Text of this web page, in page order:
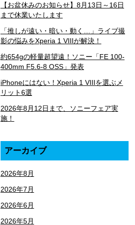
【お盆休みのお知らせ】8月13日～16日
まで休業いたします
「推しが遠い・暗い・動く…」ライブ撮
影の悩みをXperia 1 VIIIが解決！
約654gの軽量超望遠！ソニー「FE 100-
400mm F5.6-8 OSS」発表
iPhoneにはない！Xperia 1 VIIIを選ぶメ
リット6選
2026年8月12日まで、ソニーフェア実
施！
アーカイブ
2026年8月
2026年7月
2026年6月
2026年5月